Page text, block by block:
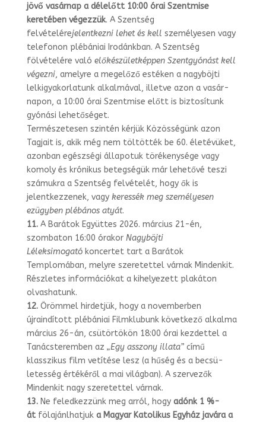
jövő vasár­nap a délelőtt 10:00 órai Szentmise
keretében végezzük. A Szentség
felvételérejelentkezni lehet és kell személyesen vagy
telefonon plébániai Irodánkban. A Szentség
fölvételére való előkészületképpen Szentgyónást kell
végezni, amelyre a megelőző estéken a nagyböjti
lelkigyakorlatunk alkalmával, illetve azon a vasár­
napon, a 10:00 órai Szentmise előtt is biztosítunk
gyónási lehetőséget.
Természetesen szintén kérjük Közösségünk azon
Tagjait is, akik még nem töltötték be 60. életévüket,
azonban egészségi állapotuk törékenysége vagy
komoly és krónikus betegségük már lehetővé teszi
számukra a Szentség felvételét, hogy ők is
jelentkezzenek, vagy keressék meg személyesen
ezügyben plébános atyát.
11.A Barátok Együttes 2026. március 21-én,
szombaton 16:00 órakor Nagyböjti
Léleksimogatókoncertet tart a Barátok
Templomában, melyre szeretettel várnak Mindenkit.
Részletes információkat a kihelyezett plakáton
olvashatunk.
12.Örömmel hirdetjük, hogy a novemberben
újraindított plébániai Filmklubunk következő alkalma
március 26-án, csütörtökön 18:00 órai kezdettel a
Tanácsterem­ben az „Egy asszony illata”című
klasszikus film vetítése lesz (a hűség és a becsü­
letesség értékéről a mai világban). A szervezők
Mindenkit nagy szeretettel várnak.
13.Ne feledkezzünk meg arról, hogy adónk 1 %-
átfölajánlhatjuk a Magyar Katolikus Egyház javára a